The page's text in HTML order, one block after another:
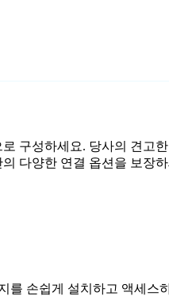
구성하세요. 당사의 견고
다양한 연결 옵션을 보장
손쉽게 설치하고 액세